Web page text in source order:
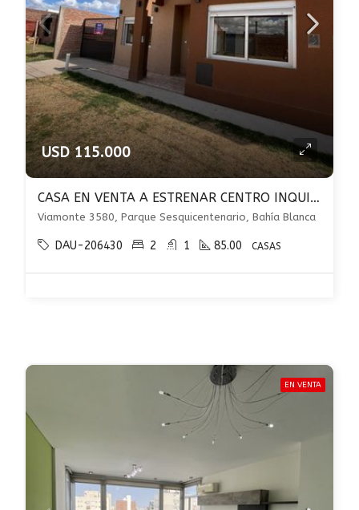
USD 115.000
CASA EN VENTA A ESTRENAR CENTRO INQUILINOS 2 D ENTRADA AUTO PATIO U$S 115.000
Viamonte 3580, Parque Sesquicentenario, Bahía Blanca
DAU-206430 2 1 85.00 CASAS
EN VENTA